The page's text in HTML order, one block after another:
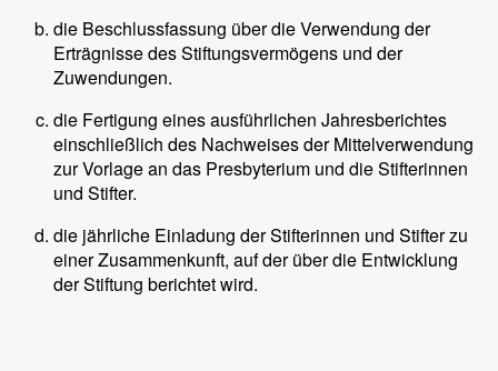
die Beschlussfassung über die Verwendung der
Erträgnisse des Stiftungsvermögens und der
Zuwendungen.
die Fertigung eines ausführlichen Jahresberichtes
einschließlich des Nachweises der Mittelverwendung
zur Vorlage an das Presbyterium und die Stifterinnen
und Stifter.
die jährliche Einladung der Stifterinnen und Stifter zu
einer Zusammenkunft, auf der über die Entwicklung
der Stiftung berichtet wird.